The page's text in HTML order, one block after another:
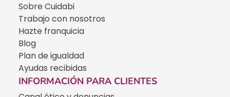
Sobre Cuidabi
Trabajo con nosotros
Hazte franquicia
Blog
Plan de igualdad
Ayudas recibidas
INFORMACIÓN PARA CLIENTES